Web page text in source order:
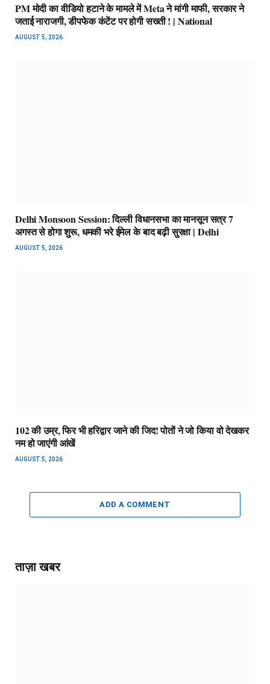
PM मोदी का वीडियो हटाने के मामले में Meta ने मांगी माफी, सरकार ने
जताई नाराजगी, डीपफेक कंटेंट पर होगी सख्ती ! | National
AUGUST 5, 2026
Delhi Monsoon Session: दिल्ली विधानसभा का मानसून सत्र 7
अगस्त से होगा शुरू, धमकी भरे ईमेल के बाद बढ़ी सुरक्षा | Delhi
AUGUST 5, 2026
102 की उम्र, फिर भी हरिद्वार जाने की जिद! पोतों ने जो किया वो देखकर
नम हो जाएंगी आंखें
AUGUST 5, 2026
ADD A COMMENT
ताज़ा खबर